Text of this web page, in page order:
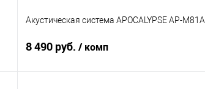
Акустическая система APOCALYPSE AP-M81A
8 490 руб. / комп